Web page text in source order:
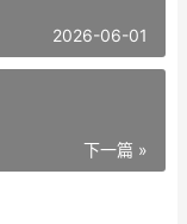
2026-06-01
下一篇 »